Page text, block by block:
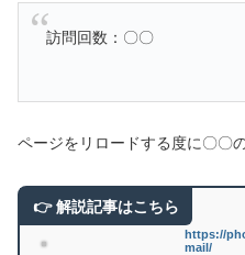
訪問回数：〇〇
ページをリロードする度に〇〇
https://
mail/